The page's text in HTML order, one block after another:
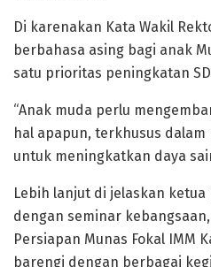
Di karenakan Kata Wakil
berbahasa asing bagi anak
satu prioritas peningkatan
“Anak muda perlu
hal apapun, terkhusus
untuk meningkatkan daya
Lebih lanjut di jelaskan ketua
dengan seminar
Persiapan Munas Fokal IMM
barengi dengan berbagai